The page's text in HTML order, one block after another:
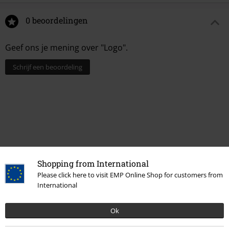
Shopping from International
Please click here to visit EMP Online Shop for customers from
International
Ok
0 beoordelingen
Geef ons je mening over "Logo".
Schrijf een beoordeling
15%